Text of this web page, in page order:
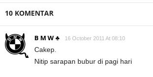
10 KOMENTAR
B M W ♣ 16 October 2011 At 08:10
Cakep.
Nitip sarapan bubur di pagi hari